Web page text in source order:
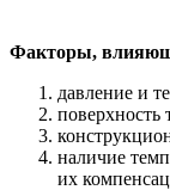
Факторы,
давление и
поверхность
наличие
их